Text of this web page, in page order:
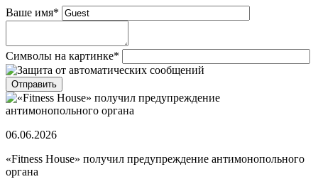
Ваше имя*
Символы на картинке*
06.06.2026
«Fitness House» получил предупреждение антимонопольного
органа